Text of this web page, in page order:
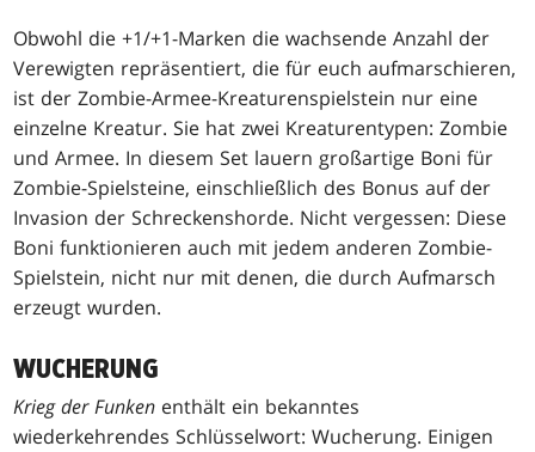
Obwohl die +1/+1-Marken die wachsende Anzahl der
Verewigten repräsentiert, die für euch aufmarschieren,
ist der Zombie-Armee-Kreaturenspielstein nur eine
einzelne Kreatur. Sie hat zwei Kreaturentypen: Zombie
und Armee. In diesem Set lauern großartige Boni für
Zombie-Spielsteine, einschließlich des Bonus auf der
Invasion der Schreckenshorde. Nicht vergessen: Diese
Boni funktionieren auch mit jedem anderen Zombie-
Spielstein, nicht nur mit denen, die durch Aufmarsch
erzeugt wurden.
WUCHERUNG
Krieg der Funken enthält ein bekanntes
wiederkehrendes Schlüsselwort: Wucherung. Einigen